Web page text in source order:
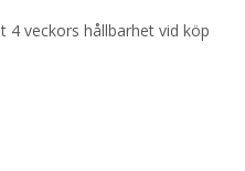
4 veckors hållbarhet vid köp